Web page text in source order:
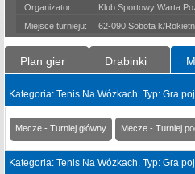
Organizator:
Klub Sportowy Warta
Miejsce turnieju:
62-090 Sobota k/
Plan gier Drabinki
Kategoria: Tenis Na Wózkach. Typ: Gra
Mecze - Turniej główny Mecze - Turniej
Kategoria: Tenis Na Wózkach. Typ: Gra